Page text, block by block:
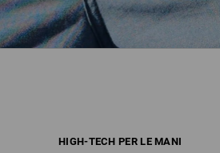
HIGH-TECH PER LE MANI